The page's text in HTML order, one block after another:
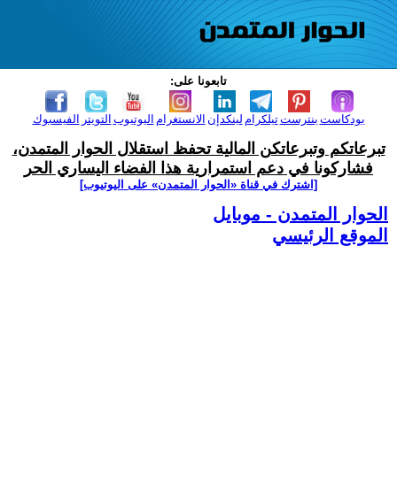
تابعونا على:
الفيسبوك التويتر اليوتيوب الانستغرام لينكدإن تيلكرامبنترست بودكاست
تبرعاتكم وتبرعاتكن المالية تحفظ استقلال الحوار المتمدن،
فشاركونا في دعم استمرارية هذا الفضاء اليساري الحر
[اشترك في قناة ‫«الحوار المتمدن» على اليوتيوب]
الحوار المتمدن - موبايل
الموقع الرئيسي